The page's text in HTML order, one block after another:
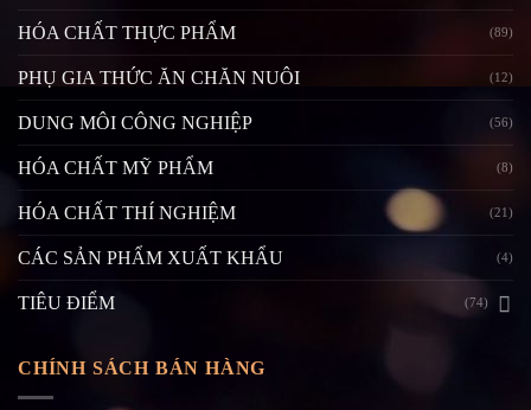
HÓA CHẤT THỰC PHẨM (89)
PHỤ GIA THỨC ĂN CHĂN NUÔI (12)
DUNG MÔI CÔNG NGHIỆP (56)
HÓA CHẤT MỸ PHẨM (8)
HÓA CHẤT THÍ NGHIỆM (21)
CÁC SẢN PHẨM XUẤT KHẨU (4)
TIÊU ĐIỂM (74)
CHÍNH SÁCH BÁN HÀNG